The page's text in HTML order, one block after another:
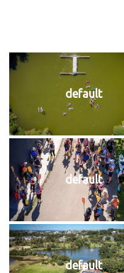
default
default
default